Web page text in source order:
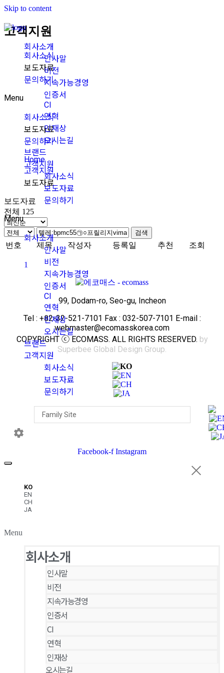
Skip to content
회사소개
인사말
비전
지속가능경영
인증서
CI
연혁
인재상
오시는길
브랜드
고객지원
회사소식
보도자료
문의하기
Menu
회사소개
인사말
비전
지속가능경영
인증서
CI
연혁
인재상
오시는길
브랜드
고객지원
회사소식
보도자료
문의하기
고객지원
회사소식
보도자료
문의하기
Menu
회사소식
보도자료
문의하기
Home
고객지원
보도자료
보도자료
전체 125
검색
번호 제목 작성자 등록일 추천 조회
1
99, Dodam-ro, Seo-gu, Incheon
Tel : +82-32-521-7101 Fax : 032-507-7101 E-mail :
webmaster@ecomasskorea.com
COPYRIGHT ⓒ ECOMASS. ALL RIGHTS RESERVED. by
Superbee Global Design Group.
Facebook-f Instagram
KO
EN
CH
JA
Menu
회사소개
인사말
비전
지속가능경영
인증서
CI
연혁
인재상
오시는길